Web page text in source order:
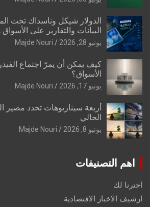
الدولار شيكل وناسداك تحت
البيانات والتقارير على
يونيو 28, 2026 Majde Nouri
كيف يمكن أن يمرّ اجتماع
الأسواق؟
يونيو 17, 2026 Majde Nouri
أربعة سيناريوهات تحدد مصير
الحالي
يونيو 8, 2026 Majde Nouri
اهم التصنيفات
اخترنا لك
ارشيف الاخبار الاقتصادية